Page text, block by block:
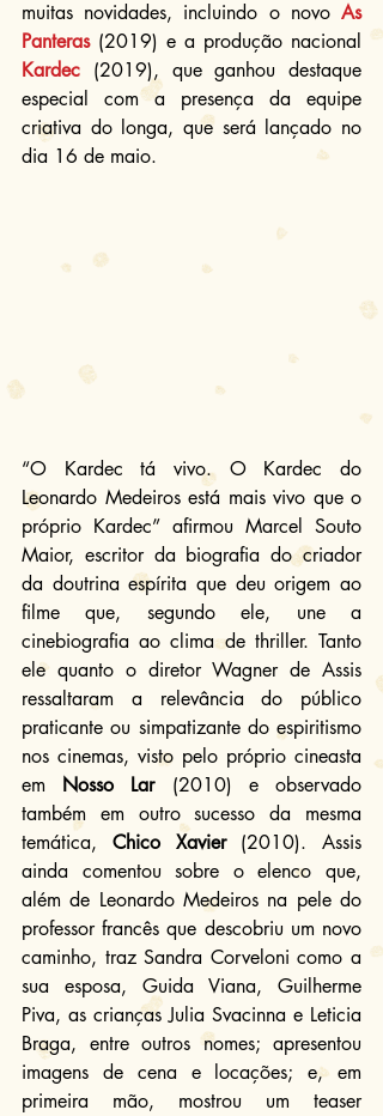
muitas novidades, incluindo o novo As
Panteras
Kardec (2019), que ganhou destaque
especial com a presença da equipe
criativa do longa, que será lançado no
dia 16 de maio.
“O Kardec tá vivo. O Kardec do
Leonardo Medeiros está mais vivo que o
próprio Kardec” afirmou Marcel Souto
Maior, escritor da biografia do criador
da doutrina espírita que deu origem ao
filme que, segundo ele, une a
cinebiografia ao clima de thriller. Tanto
ele quanto o diretor Wagner de Assis
ressaltaram a relevância do público
praticante ou simpatizante do espiritismo
nos cinemas, visto pelo próprio cineasta
em Nosso Lar (2010) e observado
também em outro sucesso da mesma
temática, Chico Xavier (2010). Assis
ainda comentou sobre o elenco que,
além de Leonardo Medeiros na pele do
professor francês que descobriu um novo
caminho, traz Sandra Corveloni como a
sua esposa, Guida Viana, Guilherme
Piva, as crianças Julia Svacinna e Leticia
Braga, entre outros nomes; apresentou
imagens de cena e locações; e, em
primeira mão, mostrou um teaser